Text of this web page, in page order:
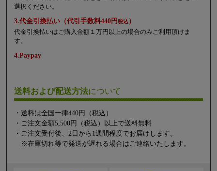
選択ください。
3.代金引換払い（代引手数料440円税込）
代金引換払いはご購入金額１万円以上の場合のみご利用頂けま
す。
4.Paypay
送料および配送方法について
・送料は全国一律440円（税込）
・ご注文金額5,500円（税込）以上で送料無料
・ご注文受付後、2日から1週間程度でお届けします。
※在庫切れ等で発送が遅れる場合はご連絡いたします。